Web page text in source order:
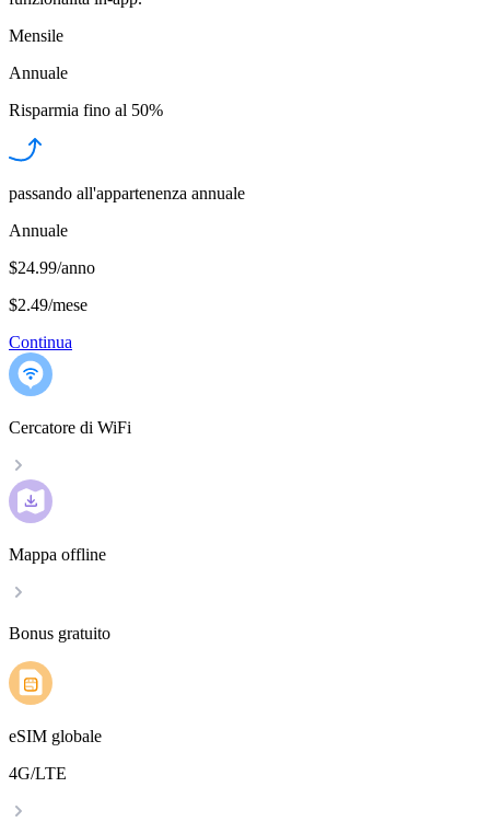
Mensile
Annuale
Risparmia fino al 50%
passando all'appartenenza annuale
Annuale
$24.99/anno
$2.49/mese
Continua
Cercatore di WiFi
Mappa offline
Bonus gratuito
eSIM globale
4G/LTE